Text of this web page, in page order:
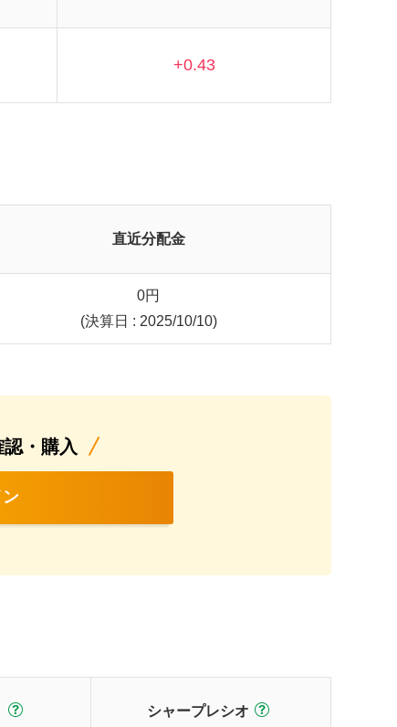
+0.43
直近分配金
0円
(決算日 : 2025/10/10)
・購入
ン
シャープレシオ